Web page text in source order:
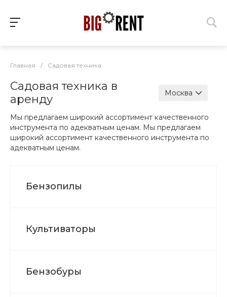
Главная / Садовая техника
Садовая техника в
аренду
Москва
Мы предлагаем широкий ассортимент качественного
инструмента по адекватным ценам. Мы предлагаем
широкий ассортимент качественного инструмента по
адекватным ценам.
Бензопилы
Культиваторы
Бензобуры